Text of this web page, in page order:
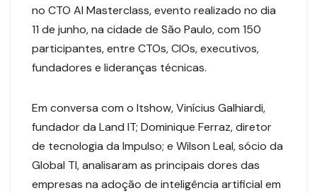
no CTO AI Masterclass, evento realizado no dia
11 de junho, na cidade de São Paulo, com 150
participantes, entre CTOs, CIOs, executivos,
fundadores e lideranças técnicas.
Em conversa com o Itshow, Vinícius Galhiardi,
fundador da Land IT; Dominique Ferraz, diretor
de tecnologia da Impulso; e Wilson Leal, sócio da
Global TI, analisaram as principais dores das
empresas na adoção de inteligência artificial em